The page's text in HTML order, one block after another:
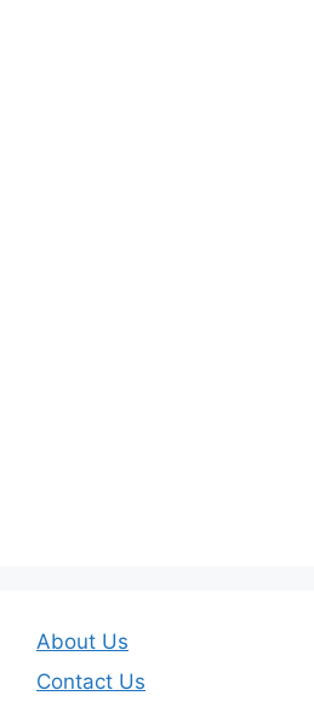
About Us
Contact Us